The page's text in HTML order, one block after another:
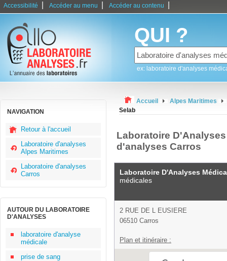
Accessibilité Accéder au menu Accéder au contenu
QUI ?
ex: laboratoire d'analyses
NAVIGATION
Retour à l'accueil
Laboratoire d'analyses
Alpes Maritimes
Laboratoire d'analyses
Carros
AUTOUR DU LABORATOIRE
D'ANALYSES
laboratoire d'analyse
médicale
prise de sang
Accueil
Alpes Maritimes
Selab
Laboratoire
d'analyses Carros
Laboratoire D'Analyses
médicales
2 RUE DE L EUSIERE
06510 Carros
Plan et itinéraire :